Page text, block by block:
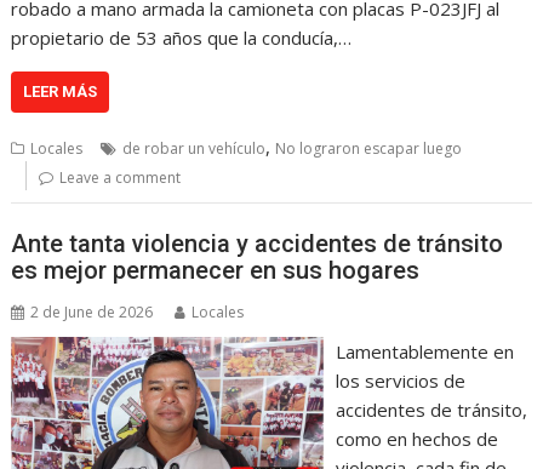
robado a mano armada la camioneta con placas P-023JFJ al
propietario de 53 años que la conducía,…
LEER MÁS
Locales de robar un vehículo, No lograron escapar luego
Leave a comment
Ante tanta violencia y accidentes de tránsito
es mejor permanecer en sus hogares
2 de June de 2026 Locales
Lamentablemente en
los servicios de
accidentes de tránsito,
como en hechos de